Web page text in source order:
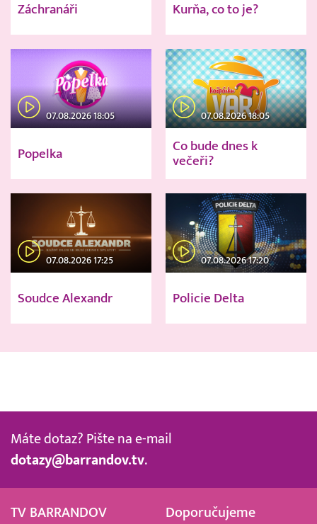
Záchranáři Kurňa, co to je?
07.08.2026 18:05
Popelka
07.08.2026 18:05
Co bude dnes k
večeři?
07.08.2026 17:25
Soudce Alexandr
07.08.2026 17:20
Policie Delta
Máte dotaz? Pište na e-mail
dotazy@barrandov.tv.
TV BARRANDOV Doporučujeme